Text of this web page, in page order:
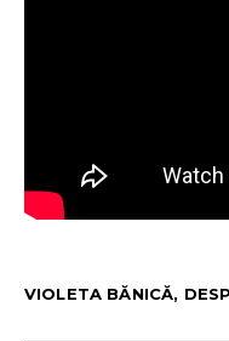
VIOLETA BĂNICĂ,